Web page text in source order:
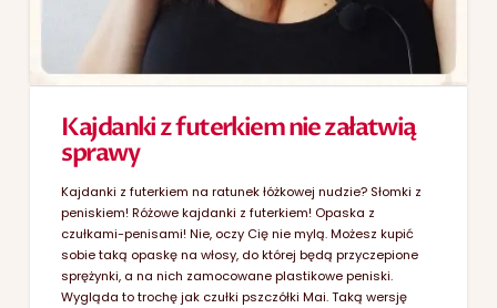
Kajdanki z futerkiem nie załatwią
sprawy
Kajdanki z futerkiem na ratunek łóżkowej nudzie? Słomki z
peniskiem! Różowe kajdanki z futerkiem! Opaska z
czułkami-penisami! Nie, oczy Cię nie mylą. Możesz kupić
sobie taką opaskę na włosy, do której będą przyczepione
sprężynki, a na nich zamocowane plastikowe peniski.
Wygląda to trochę jak czułki pszczółki Mai. Taką wersję